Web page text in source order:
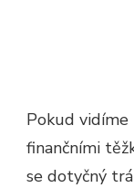
Pokud vidíme
finančními
se dotyčný